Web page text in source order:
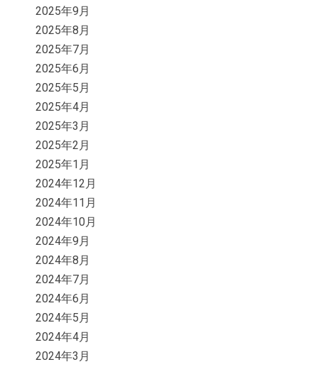
2025年9月
2025年8月
2025年7月
2025年6月
2025年5月
2025年4月
2025年3月
2025年2月
2025年1月
2024年12月
2024年11月
2024年10月
2024年9月
2024年8月
2024年7月
2024年6月
2024年5月
2024年4月
2024年3月